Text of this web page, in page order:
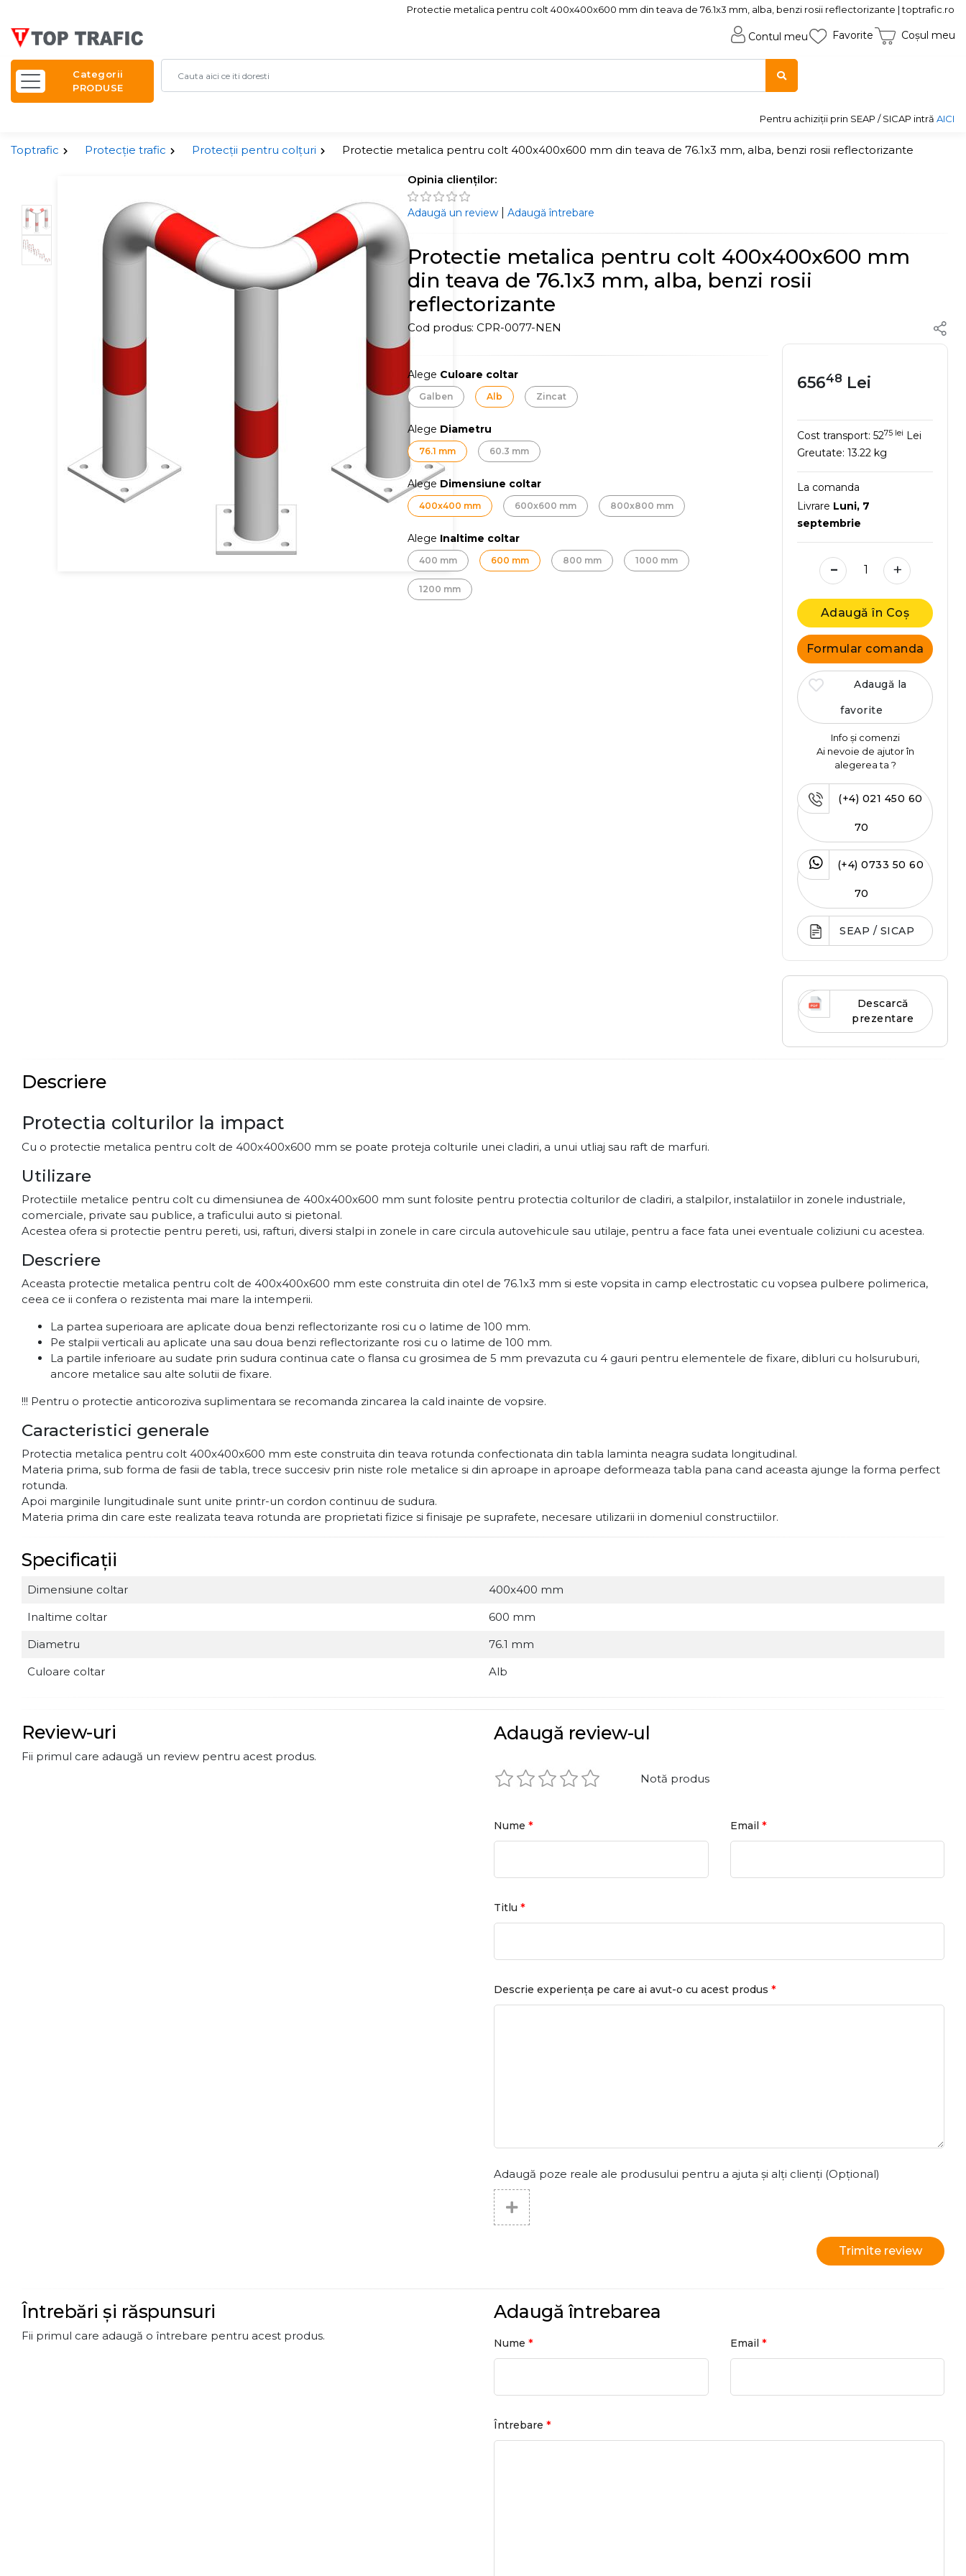
Protectie metalica pentru colt 400x400x600 mm din teava de 76.1x3 mm, alba, benzi rosii reflectorizante | toptrafic.ro
Contul meu Favorite Coșul meu
Categorii
PRODUSE
Pentru achiziții prin SEAP / SICAP intră AICI
Toptrafic Protecție trafic Protecții pentru colțuri Protectie metalica pentru colt 400x400x600 mm din teava de 76.1x3 mm, alba, benzi rosii reflectorizante
Opinia clienților:
Adaugă un review |Adaugă întrebare
Protectie metalica pentru colt 400x400x600 mm
din teava de 76.1x3 mm, alba, benzi rosii
reflectorizante
Cod produs: CPR-0077-NEN
Alege Culoare coltar
Galben Alb Zincat
Alege Diametru
76.1 mm 60.3 mm
Alege Dimensiune coltar
400x400 mm 600x600 mm 800x800 mm
Alege Inaltime coltar
400 mm 600 mm 800 mm 1000 mm
1200 mm
65648 Lei
Cost transport:5275 lei Lei
Greutate:13.22 kg
La comanda
Livrare Luni, 7
septembrie
- +
Adaugă în Coș
Formular comanda
Adaugă la
favorite
Info și comenzi
Ai nevoie de ajutor în
alegerea ta ?
(+4) 021 450 60
70
(+4) 0733 50 60
70
SEAP / SICAP
Descarcă
prezentare
Descriere
Protectia colturilor la impact
Cu o protectie metalica pentru colt de 400x400x600 mm se poate proteja colturile unei cladiri, a unui utliaj sau raft de marfuri.
Utilizare
Protectiile metalice pentru colt cu dimensiunea de 400x400x600 mm sunt folosite pentru protectia colturilor de cladiri, a stalpilor, instalatiilor in zonele industriale,
comerciale, private sau publice, a traficului auto si pietonal.
Acestea ofera si protectie pentru pereti, usi, rafturi, diversi stalpi in zonele in care circula autovehicule sau utilaje, pentru a face fata unei eventuale coliziuni cu acestea.
Descriere
Aceasta protectie metalica pentru colt de 400x400x600 mm este construita din otel de 76.1x3 mm si este vopsita in camp electrostatic cu vopsea pulbere polimerica,
ceea ce ii confera o rezistenta mai mare la intemperii.
La partea superioara are aplicate doua benzi reflectorizante rosi cu o latime de 100 mm.
Pe stalpii verticali au aplicate una sau doua benzi reflectorizante rosi cu o latime de 100 mm.
La partile inferioare au sudate prin sudura continua cate o flansa cu grosimea de 5 mm prevazuta cu 4 gauri pentru elementele de fixare, dibluri cu holsuruburi,
ancore metalice sau alte solutii de fixare.
!!! Pentru o protectie anticoroziva suplimentara se recomanda zincarea la cald inainte de vopsire.
Caracteristici generale
Protectia metalica pentru colt 400x400x600 mm este construita din teava rotunda confectionata din tabla laminta neagra sudata longitudinal.
Materia prima, sub forma de fasii de tabla, trece succesiv prin niste role metalice si din aproape in aproape deformeaza tabla pana cand aceasta ajunge la forma perfect
rotunda.
Apoi marginile lungitudinale sunt unite printr-un cordon continuu de sudura.
Materia prima din care este realizata teava rotunda are proprietati fizice si finisaje pe suprafete, necesare utilizarii in domeniul constructiilor.
Specificații
Dimensiune coltar
400x400 mm
Inaltime coltar
600 mm
Diametru
76.1 mm
Culoare coltar
Alb
Review-uri
Fii primul care adaugă un review pentru acest produs.
Adaugă review-ul
Notă produs
Nume * Email *
Titlu *
Descrie experiența pe care ai avut-o cu acest produs *
Adaugă poze reale ale produsului pentru a ajuta și alți clienți (Opțional)
Trimite review
Întrebări și răspunsuri
Fii primul care adaugă o întrebare pentru acest produs.
Adaugă întrebarea
Nume * Email *
Întrebare *